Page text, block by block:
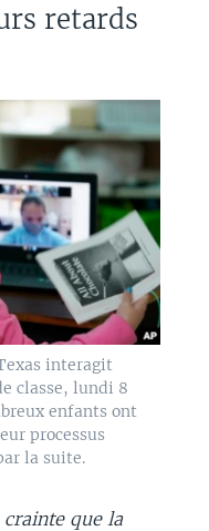
retards
interagit
classe, lundi 8
enfants ont
processus
la suite.
que la